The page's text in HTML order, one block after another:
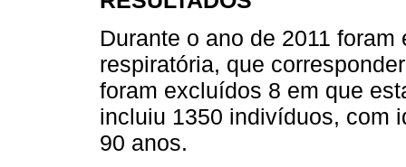
Durante o ano de 2011
respiratória, que
foram excluídos 8 em que
incluiu 1350 indivíduos, com
90 anos.